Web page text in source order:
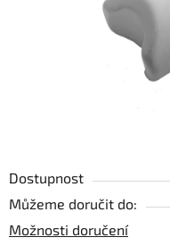
Dostupnost
Můžeme doručit do:
Možnosti doručení